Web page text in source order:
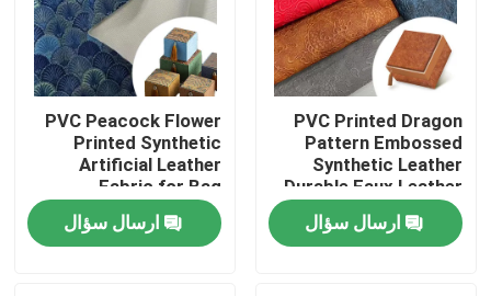
خانه
PVC Printed Dragon
Pattern Embossed
Synthetic Leather
Durable Faux Leather
Fabric for Notebook
Table Mat Phone
Upholstery Lining
ارسال سؤال
PVC Peacock Flower
Printed Synthetic
Artificial Leather
Fabric for Bag
Packaging Notebook
Phone Shell & Sofa
Use
ارسال سؤال